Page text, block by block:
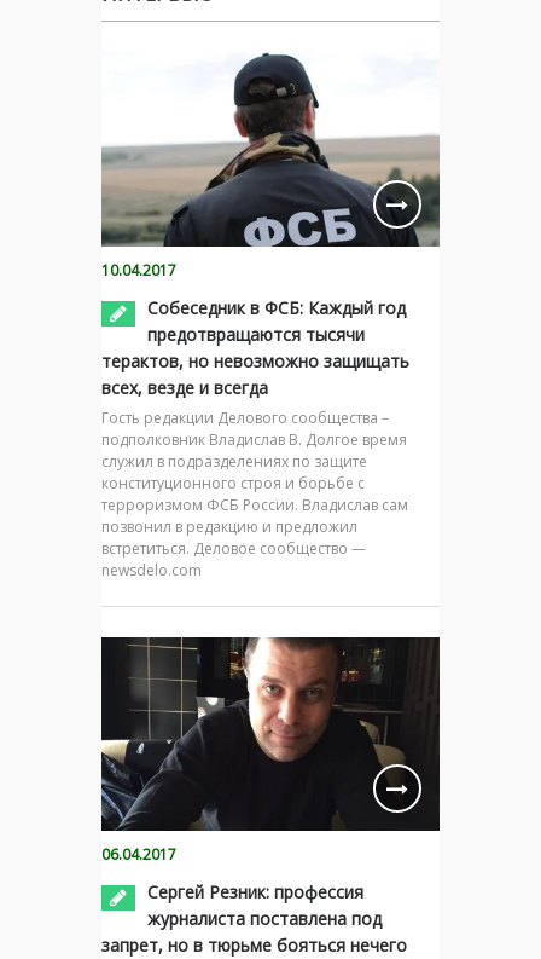
10.04.2017
Собеседник в ФСБ: Каждый год
предотвращаются тысячи
терактов, но невозможно защищать
всех, везде и всегда
Гость редакции Делового сообщества –
подполковник Владислав В. Долгое время
служил в подразделениях по защите
конституционного строя и борьбе с
терроризмом ФСБ России. Владислав сам
позвонил в редакцию и предложил
встретиться. Деловое сообщество —
newsdelo.com
06.04.2017
Сергей Резник: профессия
журналиста поставлена под
запрет, но в тюрьме бояться нечего